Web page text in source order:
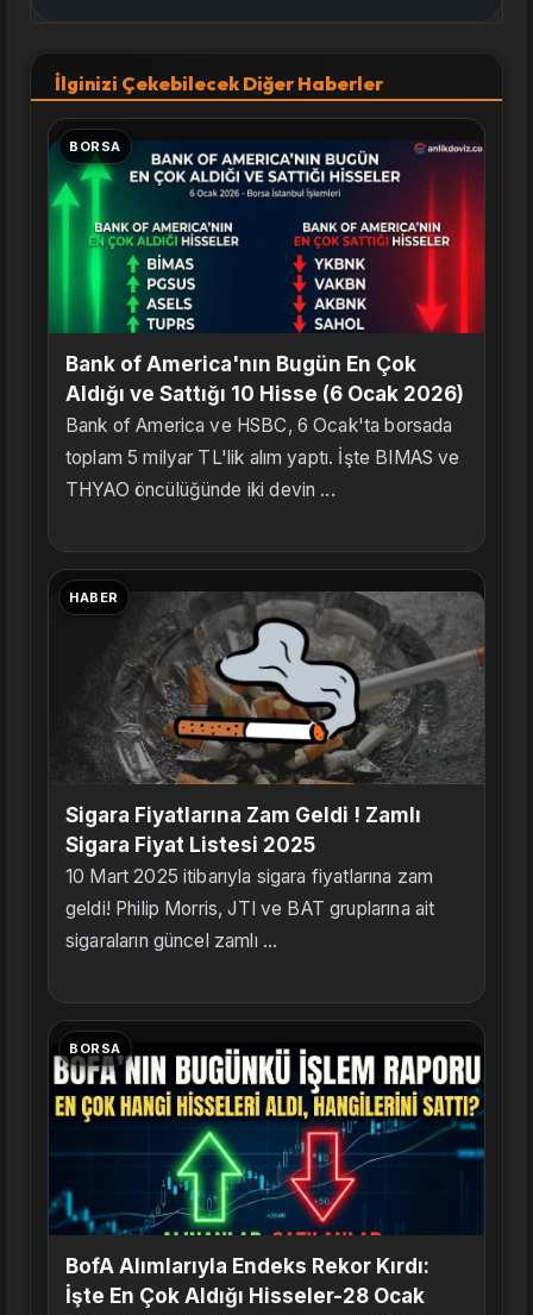
İlginizi Çekebilecek Diğer Haberler
BORSA
Bank of America'nın Bugün En Çok
Aldığı ve Sattığı 10 Hisse (6 Ocak 2026)
Bank of America ve HSBC, 6 Ocak'ta borsada
toplam 5 milyar TL'lik alım yaptı. İşte BIMAS ve
THYAO öncülüğünde iki devin ...
HABER
Sigara Fiyatlarına Zam Geldi ! Zamlı
Sigara Fiyat Listesi 2025
10 Mart 2025 itibarıyla sigara fiyatlarına zam
geldi! Philip Morris, JTI ve BAT gruplarına ait
sigaraların güncel zamlı ...
BORSA
BofA Alımlarıyla Endeks Rekor Kırdı:
İşte En Çok Aldığı Hisseler-28 Ocak